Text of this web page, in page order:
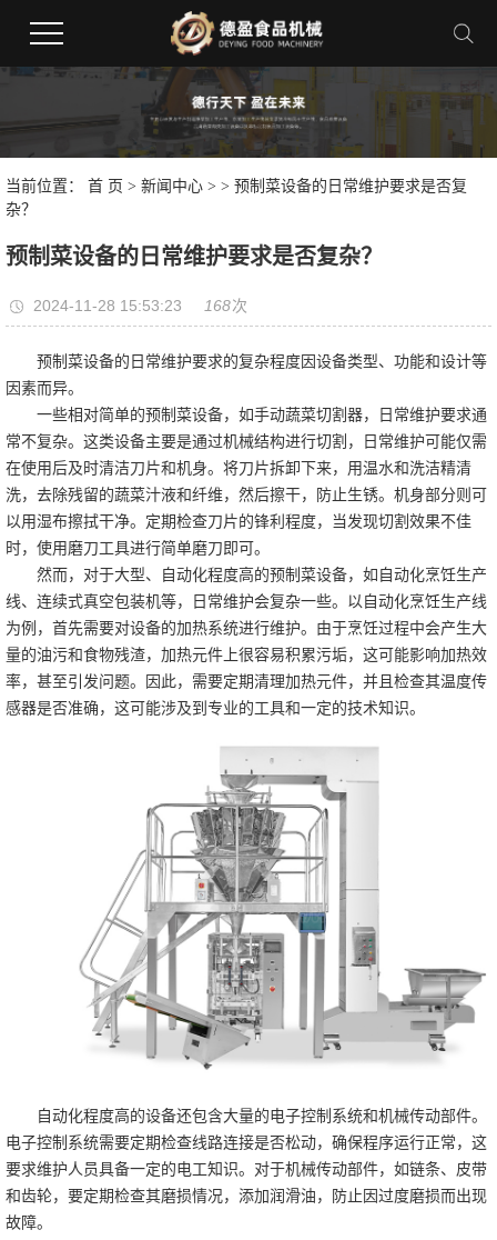
当前位置： 首 页 > 新闻中心 > > 预制菜设备的日常维护要求是否复
杂？
预制菜设备的日常维护要求是否复杂？
2024-11-28 15:53:23 168次
预制菜设备的日常维护要求的复杂程度因设备类型、功能和设计等
因素而异。
一些相对简单的预制菜设备，如手动蔬菜切割器，日常维护要求通
常不复杂。这类设备主要是通过机械结构进行切割，日常维护可能仅需
在使用后及时清洁刀片和机身。将刀片拆卸下来，用温水和洗洁精清
洗，去除残留的蔬菜汁液和纤维，然后擦干，防止生锈。机身部分则可
以用湿布擦拭干净。定期检查刀片的锋利程度，当发现切割效果不佳
时，使用磨刀工具进行简单磨刀即可。
然而，对于大型、自动化程度高的预制菜设备，如自动化烹饪生产
线、连续式真空包装机等，日常维护会复杂一些。以自动化烹饪生产线
为例，首先需要对设备的加热系统进行维护。由于烹饪过程中会产生大
量的油污和食物残渣，加热元件上很容易积累污垢，这可能影响加热效
率，甚至引发问题。因此，需要定期清理加热元件，并且检查其温度传
感器是否准确，这可能涉及到专业的工具和一定的技术知识。
自动化程度高的设备还包含大量的电子控制系统和机械传动部件。
电子控制系统需要定期检查线路连接是否松动，确保程序运行正常，这
要求维护人员具备一定的电工知识。对于机械传动部件，如链条、皮带
和齿轮，要定期检查其磨损情况，添加润滑油，防止因过度磨损而出现
故障。